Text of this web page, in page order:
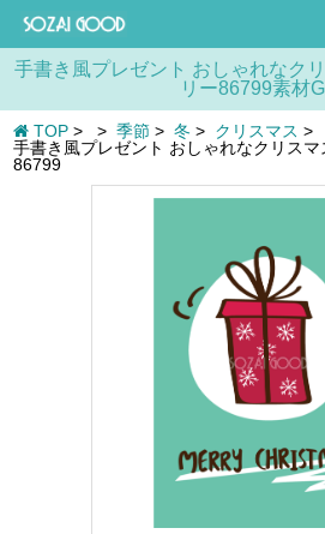
手書き風プレゼント おしゃれなク
リー86799素材
TOP > > 季節 > 冬 > クリスマス >
手書き風プレゼント おしゃれなクリス
86799